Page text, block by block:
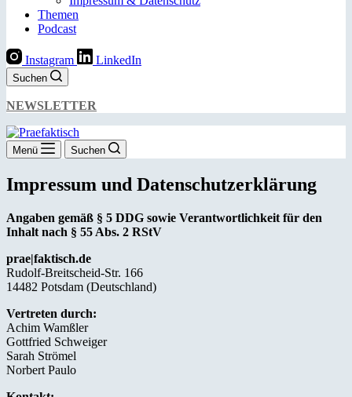
Themen
Podcast
Instagram LinkedIn
Suchen
NEWSLETTER
Menü Suchen
Impressum und Datenschutzerklärung
Angaben gemäß § 5 DDG sowie Verantwortlichkeit für den
Inhalt nach § 55 Abs. 2 RStV
prae|faktisch.de
Rudolf-Breitscheid-Str. 166
14482 Potsdam (Deutschland)
Vertreten durch:
Achim Wamßler
Gottfried Schweiger
Sarah Strömel
Norbert Paulo